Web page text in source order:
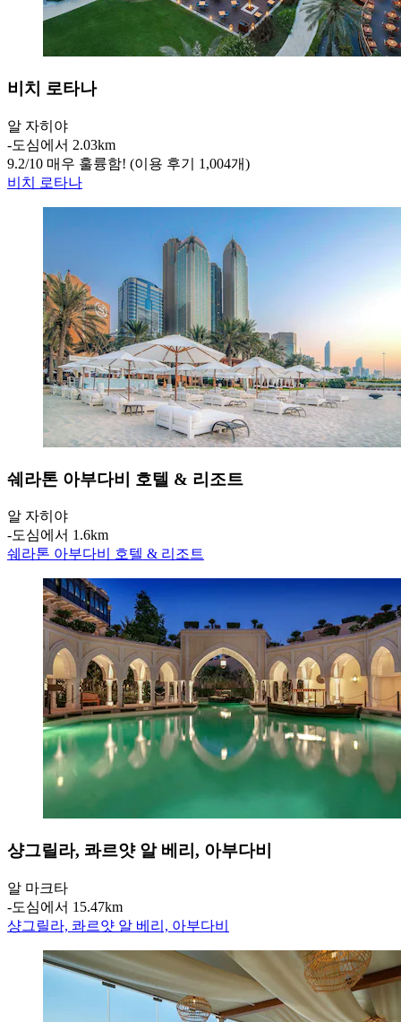
비치 로타나
알 자히야
‐도심에서 2.03km
9.2/10 매우 훌륭함! (이용 후기 1,004개)
비치 로타나
쉐라톤 아부다비 호텔 & 리조트
알 자히야
‐도심에서 1.6km
쉐라톤 아부다비 호텔 & 리조트
샹그릴라, 콰르얏 알 베리, 아부다비
알 마크타
‐도심에서 15.47km
샹그릴라, 콰르얏 알 베리, 아부다비